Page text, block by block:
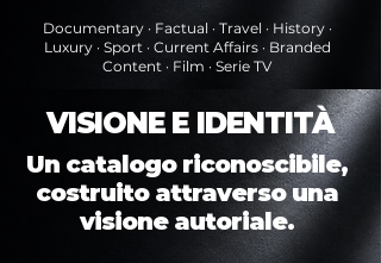
Documentary · Factual · Travel · History ·
Luxury · Sport · Current Affairs · Branded
Content · Film · Serie TV
VISIONE E IDENTITÀ
Un catalogo riconoscibile,
costruito attraverso una
visione autoriale.